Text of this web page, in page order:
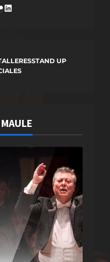
LinkedIn
STAND UP